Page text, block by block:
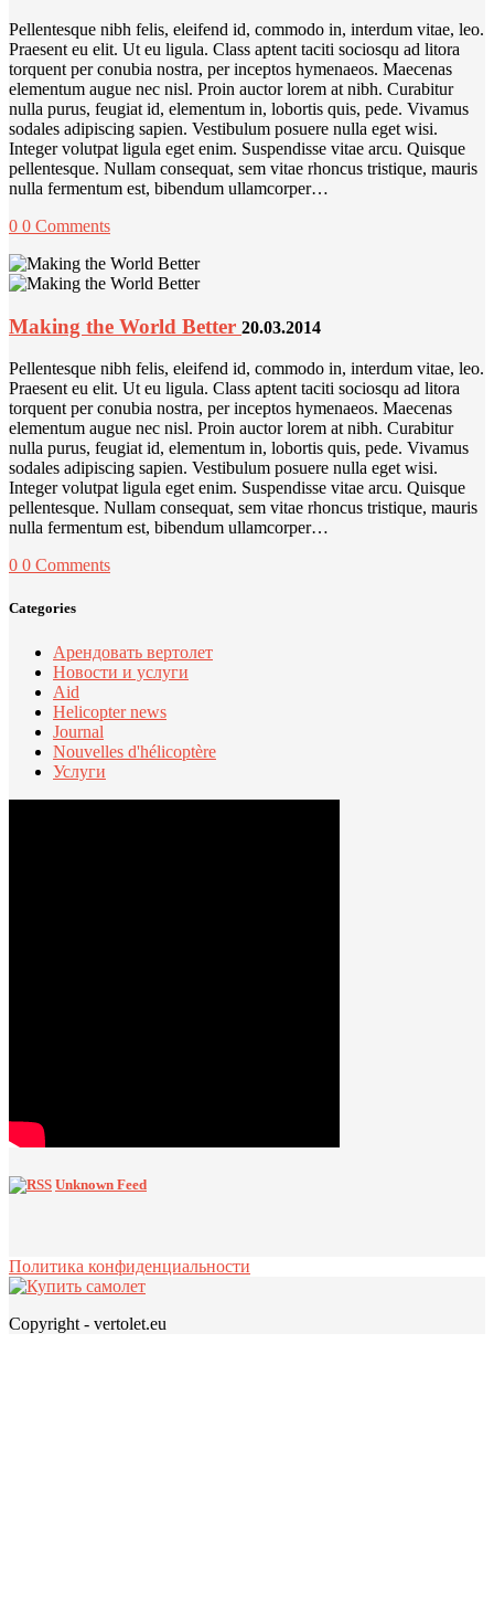
Pellentesque nibh felis, eleifend id, commodo in, interdum vitae, leo.
Praesent eu elit. Ut eu ligula. Class aptent taciti sociosqu ad litora
torquent per conubia nostra, per inceptos hymenaeos. Maecenas
elementum augue nec nisl. Proin auctor lorem at nibh. Curabitur
nulla purus, feugiat id, elementum in, lobortis quis, pede. Vivamus
sodales adipiscing sapien. Vestibulum posuere nulla eget wisi.
Integer volutpat ligula eget enim. Suspendisse vitae arcu. Quisque
pellentesque. Nullam consequat, sem vitae rhoncus tristique, mauris
nulla fermentum est, bibendum ullamcorper…
0 0 Comments
Making the World Better 20.03.2014
Pellentesque nibh felis, eleifend id, commodo in, interdum vitae, leo.
Praesent eu elit. Ut eu ligula. Class aptent taciti sociosqu ad litora
torquent per conubia nostra, per inceptos hymenaeos. Maecenas
elementum augue nec nisl. Proin auctor lorem at nibh. Curabitur
nulla purus, feugiat id, elementum in, lobortis quis, pede. Vivamus
sodales adipiscing sapien. Vestibulum posuere nulla eget wisi.
Integer volutpat ligula eget enim. Suspendisse vitae arcu. Quisque
pellentesque. Nullam consequat, sem vitae rhoncus tristique, mauris
nulla fermentum est, bibendum ullamcorper…
0 0 Comments
Categories
Арендовать вертолет
Новости и услуги
Aid
Helicopter news
Journal
Nouvelles d'hélicoptère
Услуги
Unknown Feed
Политика конфиденциальности
Copyright - vertolet.eu